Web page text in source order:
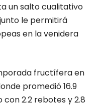
un salto cualitativo
le permitirá
en la venidera
fructífera en
promedió 16.9
2.2 rebotes y 2.8